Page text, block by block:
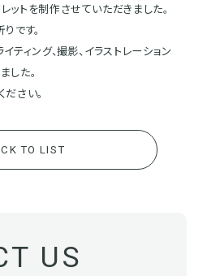
ットを制作させていただきました。
です。
ティング、撮影、イラストレーション
した。
ださい。
TO LIST
US